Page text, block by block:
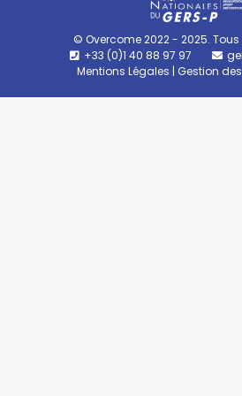
© Overcome 2022 - 2025. Tous
+33 (0)1 40 88 97 97
Mentions Légales | Gestion